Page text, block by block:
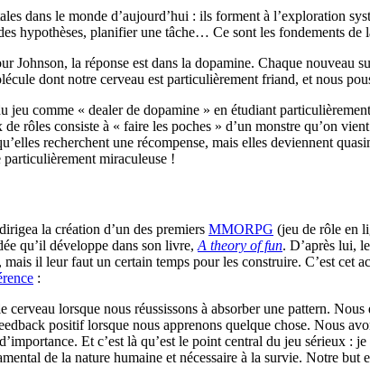
dans le monde d’aujourd’hui : ils forment à l’exploration
hypothèses, planifier une tâche… Ce sont les fondements de
la réponse est dans la dopamine. Chaque nouveau
dont notre cerveau est particulièrement friand, et nous
jeu comme « dealer de dopamine » en étudiant
rôles consiste à « faire les poches » d’un monstre qu’on
recherchent une récompense, mais elles deviennent
particulièrement miraculeuse !
la création d’un des premiers MMORPG (jeu de rôle en
qu’il développe dans son livre, A theory of fun. D’après lui,
il leur faut un certain temps pour les construire. C’est cet
:
lorsque nous réussissons à absorber une pattern.
positif lorsque nous apprenons quelque chose. Nous
Et c’est là qu’est le point central du jeu sérieux :
de la nature humaine et nécessaire à la survie. Notre but